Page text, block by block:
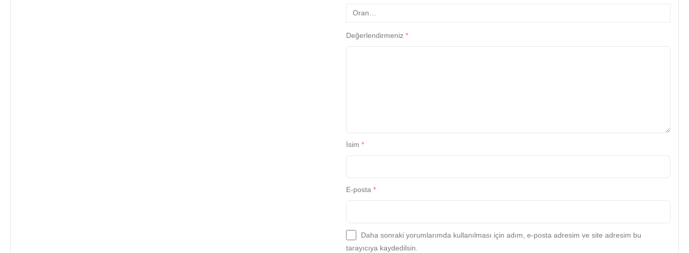
Değerlendirmeniz *
İsim *
E-posta *
Daha sonraki yorumlarımda kullanılması için adım, e-posta adresim ve site adresim bu
tarayıcıya kaydedilsin.